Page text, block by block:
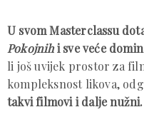
U svom Masterclassu
Pokojnihi sve veće
li još uvijek prostor za
kompleksnost likova,
takvi filmovi i dalje nužni.